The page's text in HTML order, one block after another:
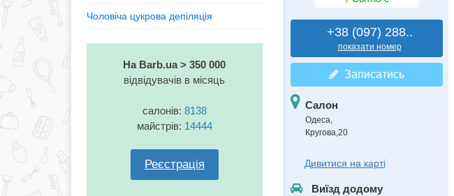
Чоловіча цукрова депіляція
На Barb.ua > 350 000
відвідувачів в місяць
салонів: 8138
майстрів: 14444
Реєстрація
+38 (097) 288..
показати номер
Записатись
Салон
Одеса,
Кругова,20
Дивитися на карті
Виїзд додому